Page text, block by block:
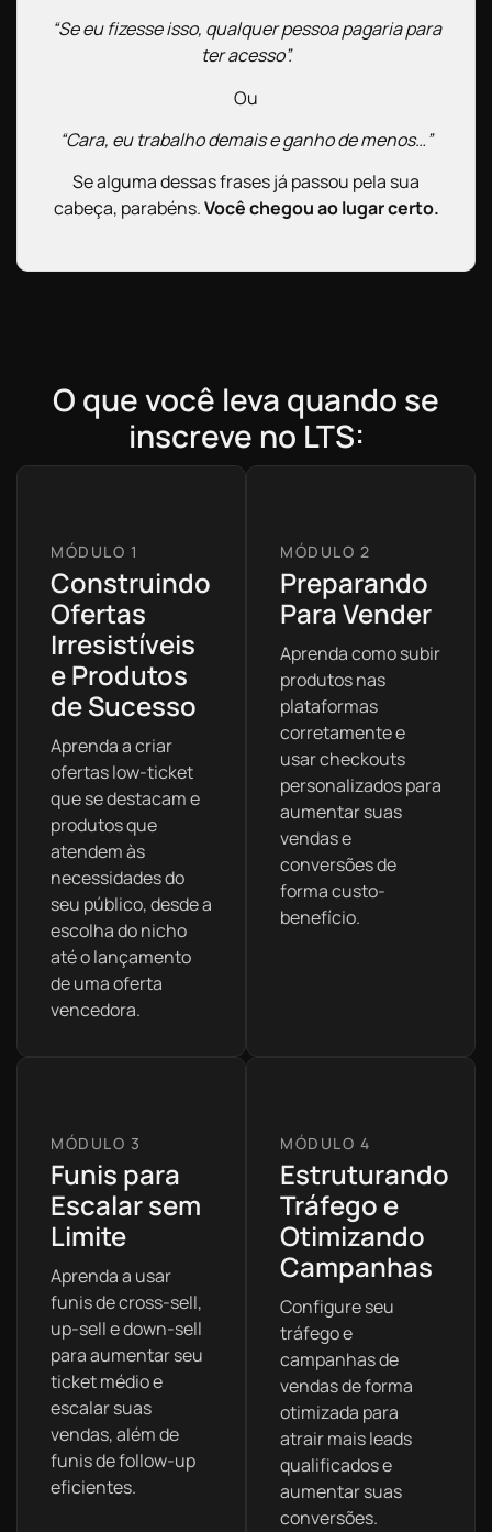
“Se eu fizesse isso, qualquer pessoa pagaria para
ter acesso”.
Ou
“Cara, eu trabalho demais e ganho de menos…”
Se alguma dessas frases já passou pela sua
cabeça, parabéns.Você chegou ao lugar certo.
O que você leva quando se
inscreve no LTS:
Construindo
Ofertas
Irresistíveis
e Produtos
de Sucesso
Aprenda a criar
ofertas low-ticket
que se destacam e
produtos que
atendem às
necessidades do
seu público, desde a
escolha do nicho
até o lançamento
de uma oferta
vencedora.
Preparando
Para Vender
Aprenda como subir
produtos nas
plataformas
corretamente e
usar checkouts
personalizados para
aumentar suas
vendas e
conversões de
forma custo-
benefício.
Funis para
Escalar sem
Limite
Aprenda a usar
funis de cross-sell,
up-sell e down-sell
para aumentar seu
ticket médio e
escalar suas
vendas, além de
funis de follow-up
eficientes.
Estruturando
Tráfego e
Otimizando
Campanhas
Configure seu
tráfego e
campanhas de
vendas de forma
otimizada para
atrair mais leads
qualificados e
aumentar suas
conversões.